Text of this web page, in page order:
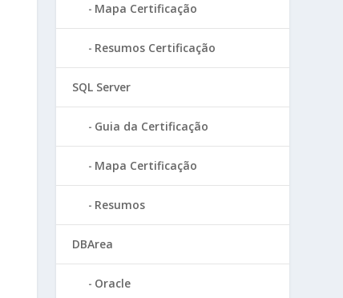
Mapa Certificação
Resumos Certificação
SQL Server
Guia da Certificação
Mapa Certificação
Resumos
DBArea
Oracle